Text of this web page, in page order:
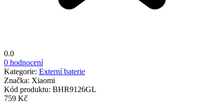
0.0
0 hodnocení
Kategorie: Externí baterie
Značka: Xiaomi
Kód produktu: BHR9126GL
759 Kč